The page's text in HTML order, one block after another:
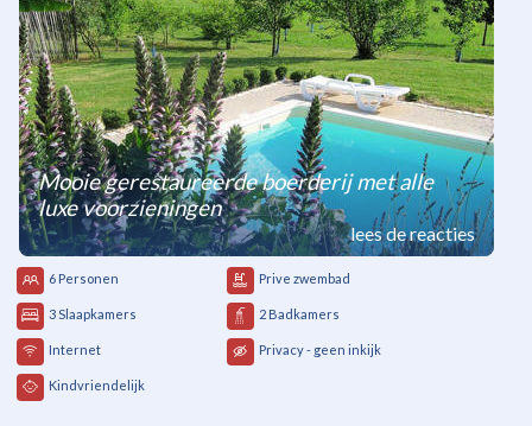
Mooie gerestaureerde boerderij met alle
luxe voorzieningen
lees de reacties
6 Personen Prive zwembad
3 Slaapkamers 2 Badkamers
Internet Privacy - geen inkijk
Kindvriendelijk